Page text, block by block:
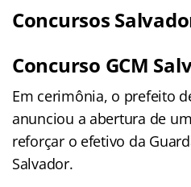
Concursos
Concurso GCM
Em cerimônia, o prefeito
anunciou a abertura de
reforçar o efetivo da
Salvador.